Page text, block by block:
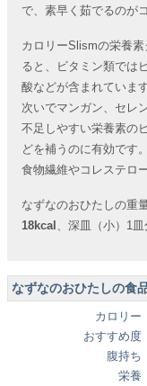
で、素早く茹でるのがコ
カロリーSlismの栄養
ると、ビタミン類では
酸などが含まれていま
次いでマンガン、セレ
不足しやすい栄養素の
どを補うのに有効です
食物繊維やコレステロ
なずなのおひたしの重
18kcal 、深皿（小）1
なずなのおひたしの食
カロリー
おすすめ度
腹持ち
栄養